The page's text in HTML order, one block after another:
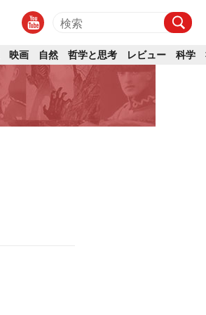
映画 自然 哲学と思考 レビュー 科学